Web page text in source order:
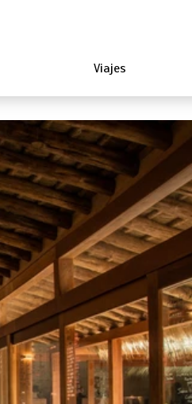
Viajes